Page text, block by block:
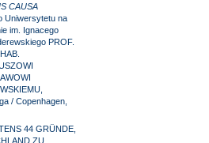
CAUSA
Uniwersytetu na
im. Ignacego
PROF.
/ Copenhagen,
44 GRÜNDE,
ZU